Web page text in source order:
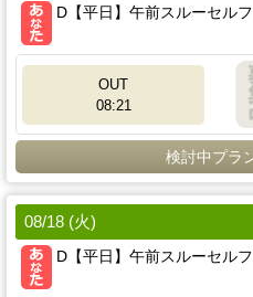
D【平日】午前スルーセル
OUT
08:21
検討中プラ
08/18 (火)
D【平日】午前スルーセル